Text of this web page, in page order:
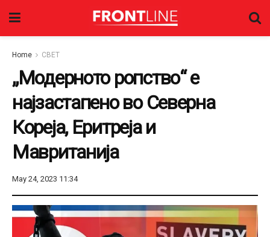
Home СВЕТ
„Модерното ропство“ е
најзастапено во Северна
Кореја, Еритреја и
Мавританија
May 24, 2023 11:34